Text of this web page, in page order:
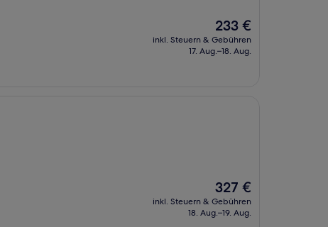
Der
Preis
beträgt
233 €
inkl. Steuern & Gebühren
17. Aug.–18. Aug.
Der
Preis
beträgt
327 €
inkl. Steuern & Gebühren
18. Aug.–19. Aug.